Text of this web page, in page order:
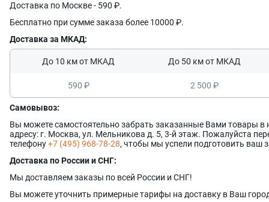
Также для финишной надежной защиты ваших кожаных
линейку наших Инновационных защитных лаков для кожи, а
ОЧИСТКА ИНСТРУМЕНТА
После нанесения всех покрытий промойте используемые
Остались вопросы по применению красок для кожи LeTech
существующими вопросами и ответами в разделе FAQ. Если вы
можете получить дополнительную консультацию у
Доставка по Москве - 590 ₽.
Бесплатно при сумме заказа более 10000 ₽.
Доставка за МКАД:
До 10 км от МКАД До 50 км от МКАД
590 ₽ 2 500 ₽
Самовывоз:
Вы можете самостоятельно забрать заказанные Вами товары
адресу: г. Москва, ул. Мельникова д. 5, 3-й этаж. Пожалуйста
телефону+7 (495) 968-78-28, чтобы мы успели подготовить ваш
Доставка по России и СНГ:
Мы доставляем заказы по всей России и СНГ!
Вы можете уточнить примерные тарифы на доставку в Ваш